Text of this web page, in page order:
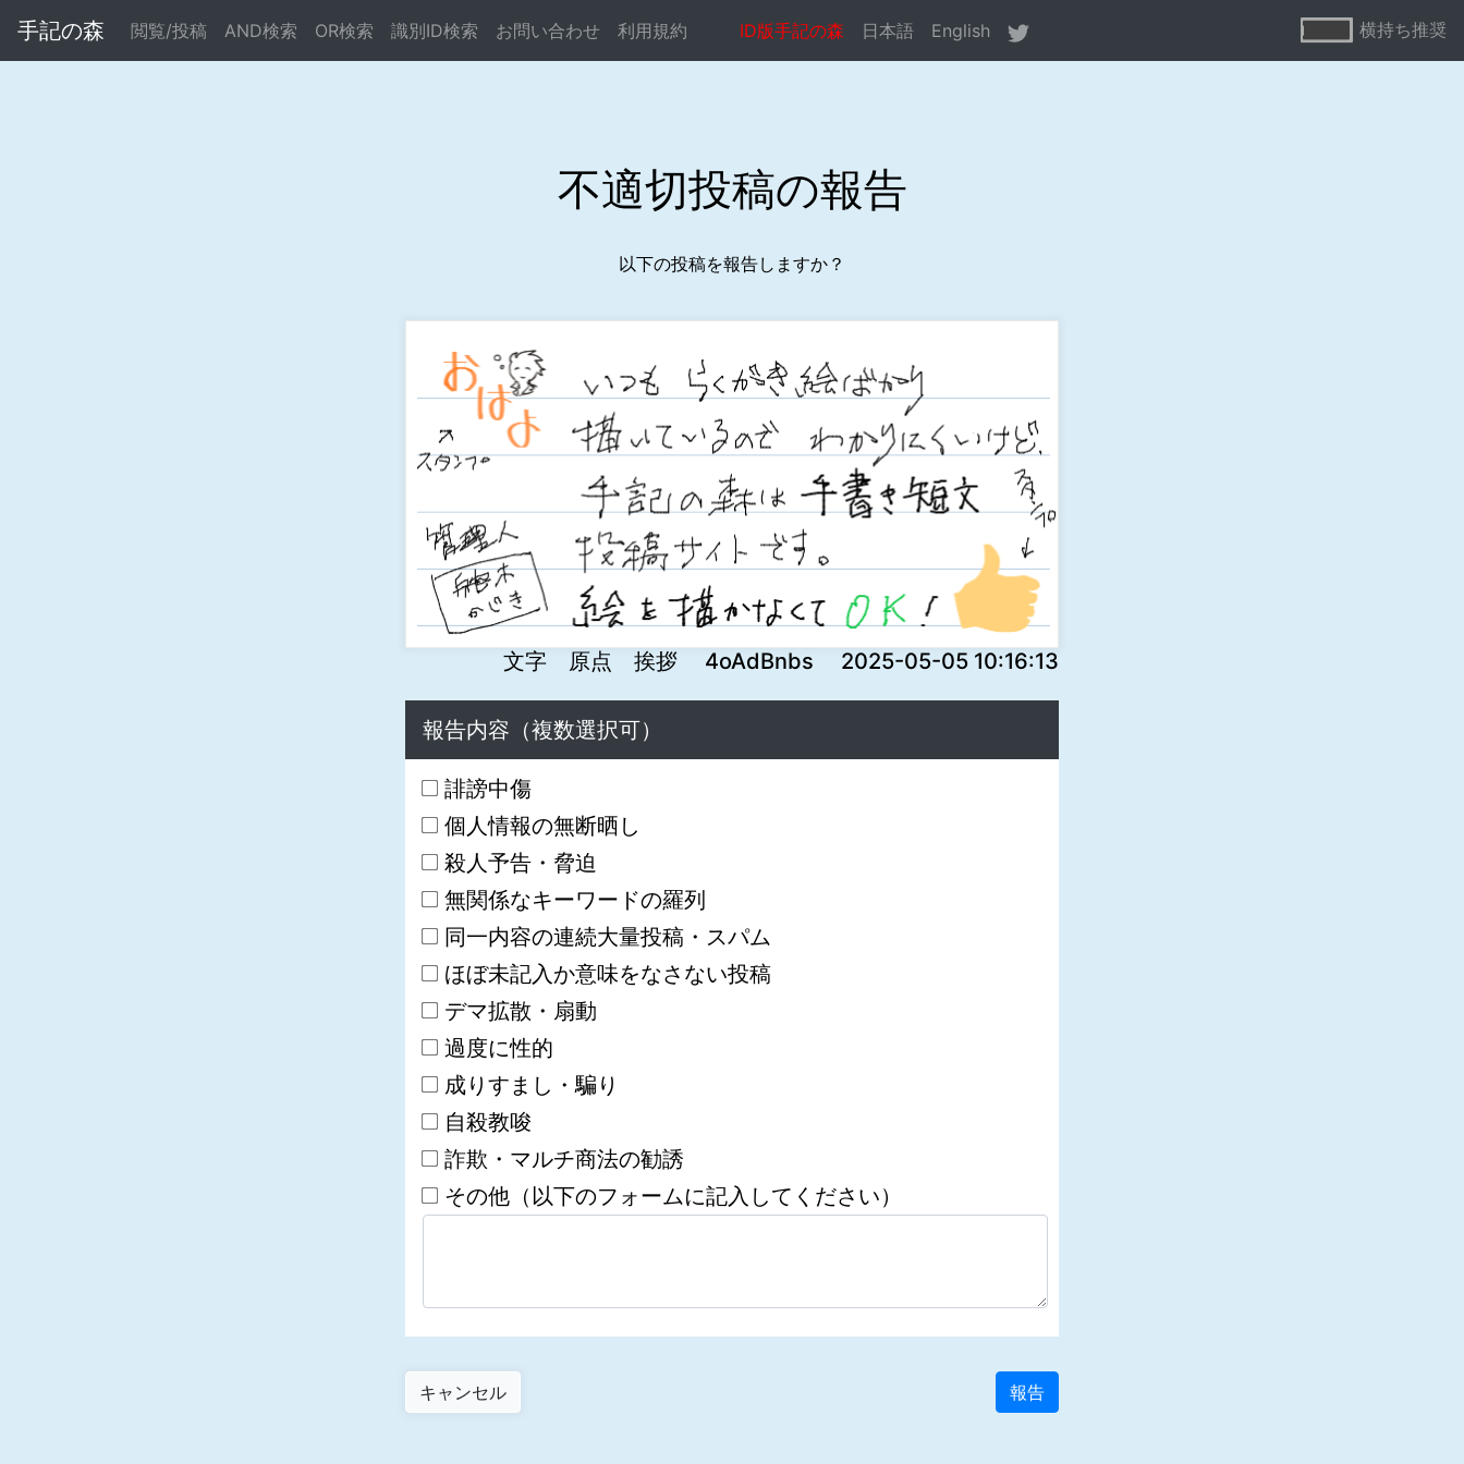
Warning: Undefined array key "error" in/home/xs695261/bocste.com/public_html/syuki-mori/reportconf.php on line 80
手記の森 閲覧/投稿 AND検索 OR検索 識別ID検索 お問い合わせ 利用規約 ID版手記の森 日本語 English 横持ち推奨
不適切投稿の報告
以下の投稿を報告しますか？
文字 原点 挨拶 4oAdBnbs 2025-05-05 10:16:13
報告内容（複数選択可）
誹謗中傷
個人情報の無断晒し
殺人予告・脅迫
無関係なキーワードの羅列
同一内容の連続大量投稿・スパム
ほぼ未記入か意味をなさない投稿
デマ拡散・扇動
過度に性的
成りすまし・騙り
自殺教唆
詐欺・マルチ商法の勧誘
その他（以下のフォームに記入してください）